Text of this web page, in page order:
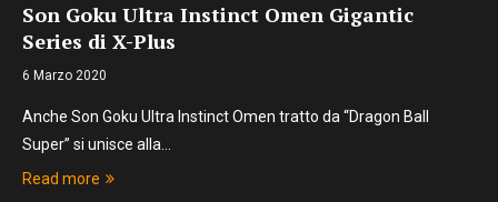
Son Goku Ultra Instinct Omen Gigantic
Series di X-Plus
6 Marzo 2020
Anche Son Goku Ultra Instinct Omen tratto da “Dragon Ball
Super” si unisce alla…
Read more